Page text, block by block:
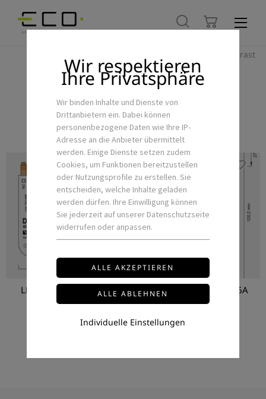
Hoher Kontrast
LUNATONE
LED-DT6-DIMMER-S-8A
Preis auf Anfrage
LED-DT6-DIMMER-L-16A
Preis auf Anfrage
Wir respektieren
Ihre Privatsphäre
Wir binden Inhalte und Dienste von
Drittanbietern ein. Dabei können
personenbezogene Daten wie Ihre IP-
Adresse an die Anbieter übermittelt
werden. Einige Dienste setzen zudem
Cookies, um Funktionen bereitzustellen
oder Nutzungsprofile zu erstellen. Sie
entscheiden, welche Inhalte geladen
werden dürfen. Ihre Einwilligung können
Sie jederzeit auf unserer Datenschutzseite
widerrufen oder anpassen.
Individuelle Einstellungen